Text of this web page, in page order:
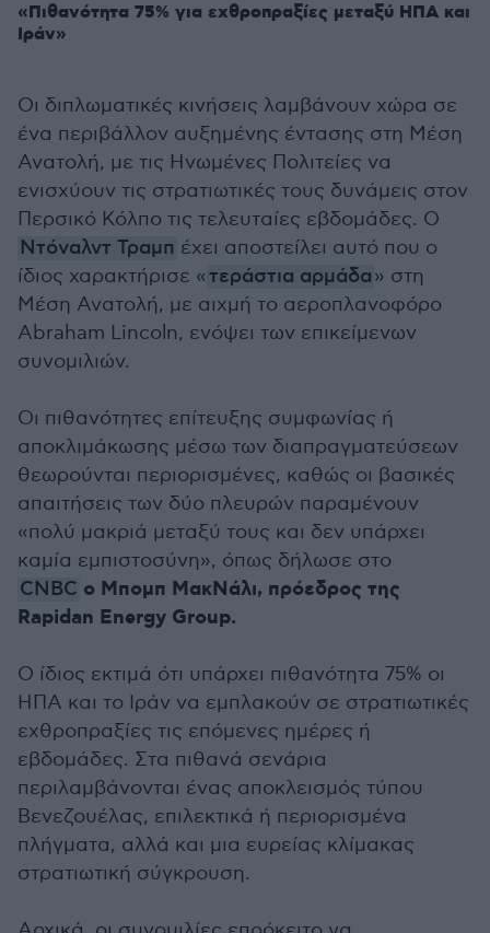
«Πιθανότητα 75% για εχθροπραξίες μεταξύ ΗΠΑ και
Ιράν»
Οι διπλωματικές κινήσεις λαμβάνουν χώρα σε
ένα περιβάλλον αυξημένης έντασης στη Μέση
Ανατολή, με τις Ηνωμένες Πολιτείες να
ενισχύουν τις στρατιωτικές τους δυνάμεις στον
Περσικό Κόλπο τις τελευταίες εβδομάδες. Ο
Ντόναλντ Τραμπ έχει αποστείλει αυτό που ο
ίδιος χαρακτήρισε «τεράστια αρμάδα» στη
Μέση Ανατολή, με αιχμή το αεροπλανοφόρο
Abraham Lincoln, ενόψει των επικείμενων
συνομιλιών.
Οι πιθανότητες επίτευξης συμφωνίας ή
αποκλιμάκωσης μέσω των διαπραγματεύσεων
θεωρούνται περιορισμένες, καθώς οι βασικές
απαιτήσεις των δύο πλευρών παραμένουν
«πολύ μακριά μεταξύ τους και δεν υπάρχει
καμία εμπιστοσύνη», όπως δήλωσε στο
CNBC ο Μπομπ ΜακΝάλι, πρόεδρος της
Rapidan Energy Group.
Ο ίδιος εκτιμά ότι υπάρχει πιθανότητα 75% οι
ΗΠΑ και το Ιράν να εμπλακούν σε στρατιωτικές
εχθροπραξίες τις επόμενες ημέρες ή
εβδομάδες. Στα πιθανά σενάρια
περιλαμβάνονται ένας αποκλεισμός τύπου
Βενεζουέλας, επιλεκτικά ή περιορισμένα
πλήγματα, αλλά και μια ευρείας κλίμακας
στρατιωτική σύγκρουση.